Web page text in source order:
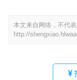
本文来自网络，不代
http://